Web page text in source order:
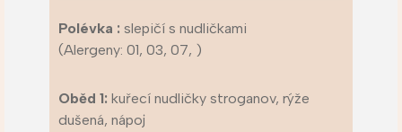
Polévka : slepičí s nudličkami
(Alergeny: 01, 03, 07, )
Oběd 1: kuřecí nudličky stroganov, rýže
dušená, nápoj